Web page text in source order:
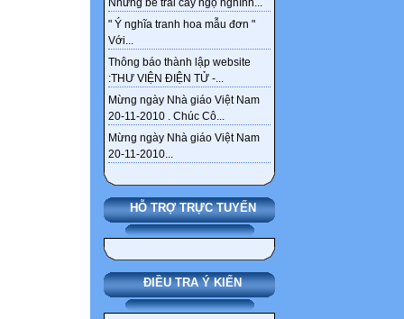
Những bé trái cây ngộ nghĩnh...
" Ý nghĩa tranh hoa mẫu đơn "
Với...
Thông báo thành lập website
:THƯ VIỆN ĐIỆN TỬ -...
Mừng ngày Nhà giáo Việt Nam
20-11-2010 . Chúc Cô...
Mừng ngày Nhà giáo Việt Nam
20-11-2010...
HỖ TRỢ TRỰC TUYẾN
ĐIỀU TRA Ý KIẾN